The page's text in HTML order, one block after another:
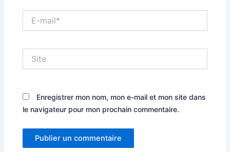
mail*
Enregistrer mon nom, mon e-mail et mon site dans
le navigateur pour mon prochain commentaire.